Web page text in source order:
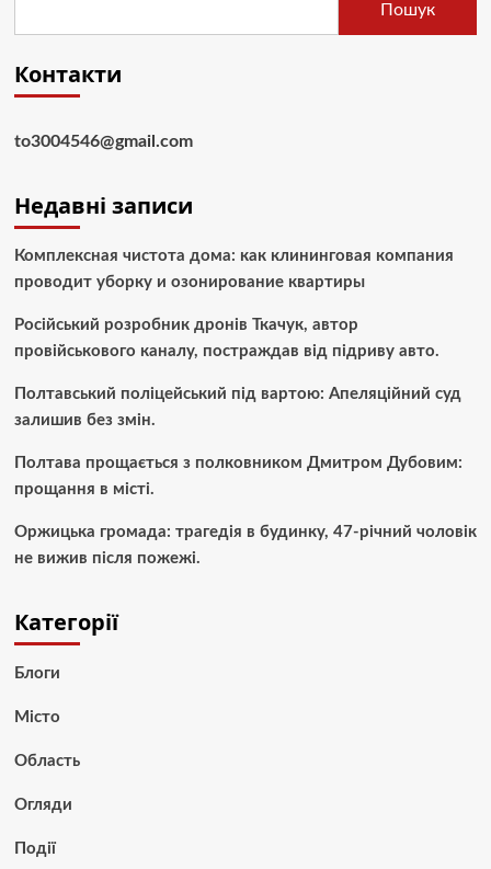
Пошук
Контакти
to3004546@gmail.com
Недавні записи
Комплексная чистота дома: как клининговая компания
проводит уборку и озонирование квартиры
Російський розробник дронів Ткачук, автор
провійськового каналу, постраждав від підриву авто.
Полтавський поліцейський під вартою: Апеляційний суд
залишив без змін.
Полтава прощається з полковником Дмитром Дубовим:
прощання в місті.
Оржицька громада: трагедія в будинку, 47-річний чоловік
не вижив після пожежі.
Категорії
Блоги
Місто
Область
Огляди
Події